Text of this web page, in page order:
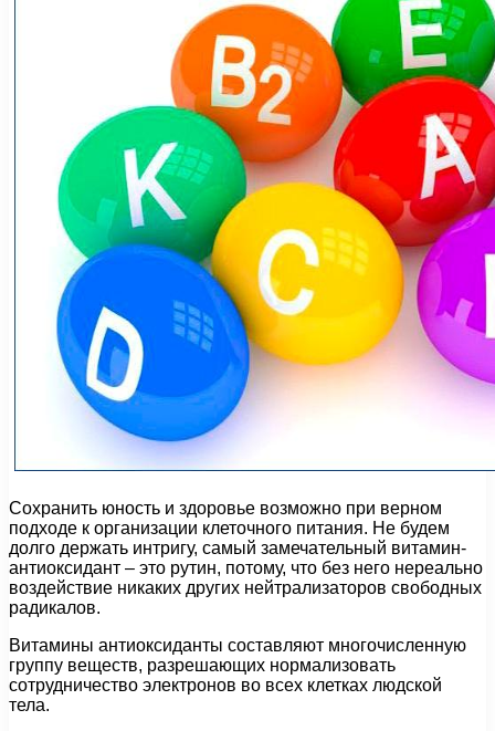
Сохранить юность и здоровье возможно при верном
подходе к организации клеточного питания. Не будем
долго держать интригу, самый замечательный витамин-
антиоксидант – это рутин, потому, что без него нереально
воздействие никаких других нейтрализаторов свободных
радикалов.
Витамины антиоксиданты составляют многочисленную
группу веществ, разрешающих нормализовать
сотрудничество электронов во всех клетках людской
тела.